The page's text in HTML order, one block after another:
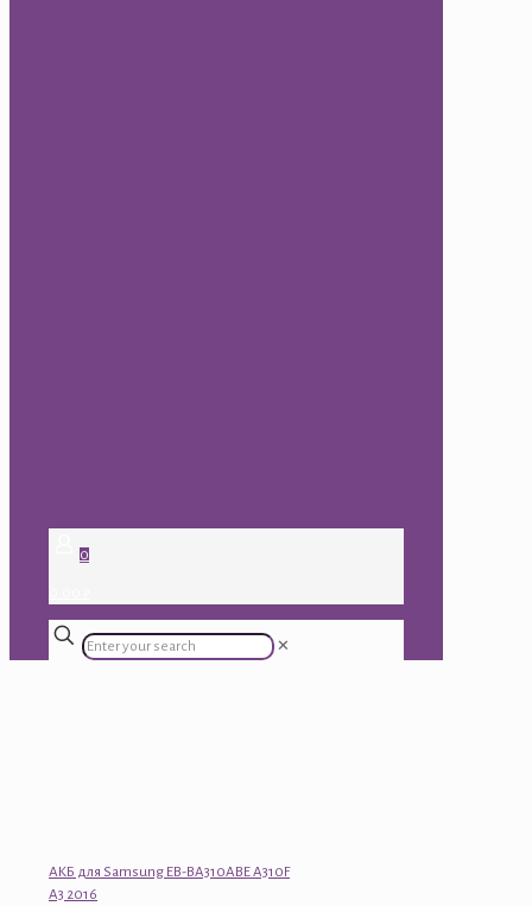
0
✕
АКБ для Samsung EB-BA310ABE A310F
A3 2016